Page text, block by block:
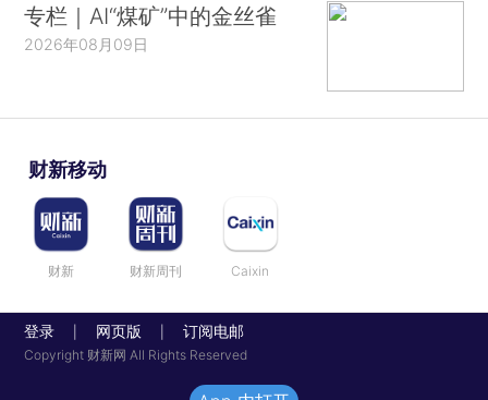
专栏｜AI“煤矿”中的金丝雀
2026年08月09日
财新移动
财新 财新周刊 Caixin
登录 网页版 订阅电邮
Copyright 财新网 All Rights Reserved